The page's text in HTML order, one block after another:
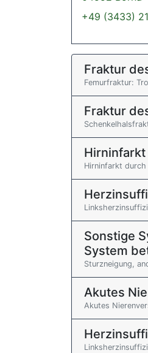
+49 (3433)
Fraktur
Femurfraktur:
Fraktur
Hirninfarkt
Hirninfarkt
Sonstige
System
Sturzneigung,
Akutes
Akutes